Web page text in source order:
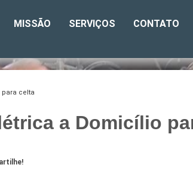
MISSÃO SERVIÇOS CONTATO
celta
a Domicílio